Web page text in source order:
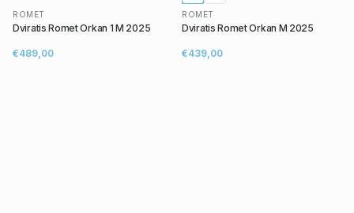
ROMET
Dviratis Romet Orkan 1 M 2025
€489,00
ROMET
Dviratis Romet Orkan M 2025
€439,00